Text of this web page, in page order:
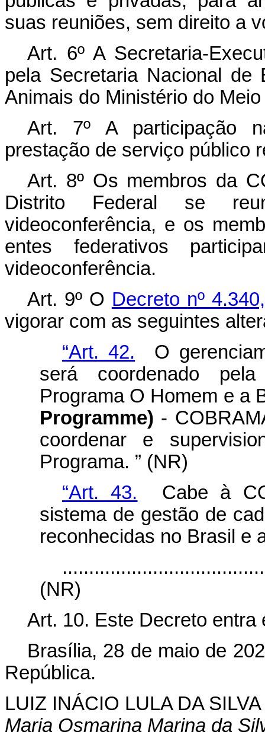
suas reuniões, sem direito a
Art. 6º A Secretaria-
pela Secretaria Nacional de
Animais do Ministério do
Art. 7º A participação
prestação de serviço público
Art. 8º Os membros da
Distrito Federal se
videoconferência, e os
entes federativos
videoconferência.
Art. 9º O Decreto nº
vigorar com as seguintes
“Art. 42. O
será coordenado
Programa O Homem e a
Programme) -
coordenar e
Programa. ” (NR)
“Art. 43. Cabe à
sistema de gestão de
reconhecidas no Brasil e
(NR)
Art. 10. Este Decreto entra
Brasília, 28 de maio de
República.
LUIZ INÁCIO LULA DA SILVA
Maria Osmarina Marina da